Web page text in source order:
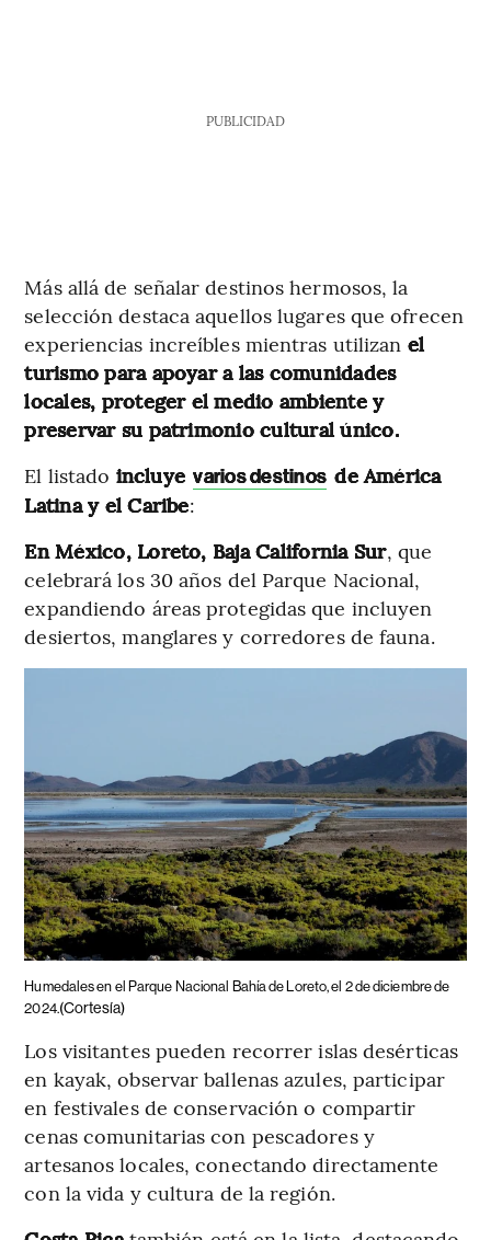
PUBLICIDAD
Más allá de señalar destinos hermosos, la
selección destaca aquellos lugares que ofrecen
experiencias increíbles mientras utilizan el
turismo para apoyar a las comunidades
locales, proteger el medio ambiente y
preservar su patrimonio cultural único.
El listado incluye varios destinos de América
Latina y el Caribe:
En México, Loreto, Baja California Sur, que
celebrará los 30 años del Parque Nacional,
expandiendo áreas protegidas que incluyen
desiertos, manglares y corredores de fauna.
Humedales en el Parque Nacional Bahía de Loreto, el 2 de diciembre de
2024.(Cortesía)
Los visitantes pueden recorrer islas desérticas
en kayak, observar ballenas azules, participar
en festivales de conservación o compartir
cenas comunitarias con pescadores y
artesanos locales, conectando directamente
con la vida y cultura de la región.